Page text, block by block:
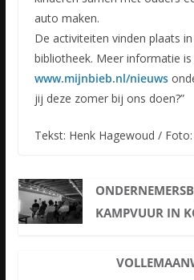
auto maken.
De activiteiten vinden plaats
bibliotheek. Meer informatie is
www.mijnbieb.nl/nieuws
jij deze zomer bij ons doen?”
Tekst: Henk Hagewoud /
KAMPVUUR IN